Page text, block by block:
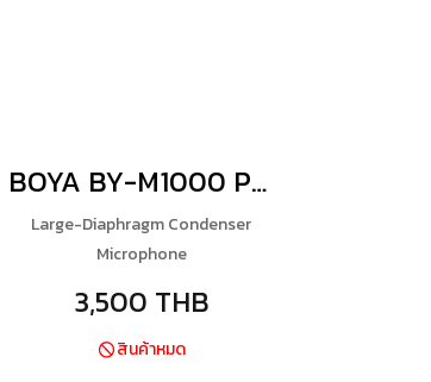
BOYA BY-M1000 Pro
Large-Diaphragm Condenser
Microphone
3,500 THB
สินค้าหมด